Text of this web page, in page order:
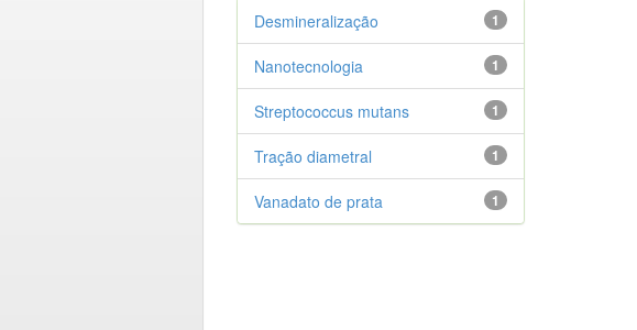
1
Desmineralização
1
Nanotecnologia
1
Streptococcus mutans
1
Tração diametral
1
Vanadato de prata